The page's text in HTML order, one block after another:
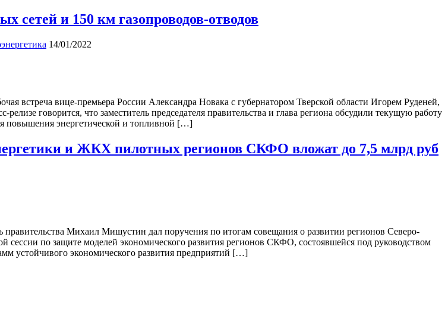
сетей и 150 км газопроводов-отводов
14/01/2022
встреча вице-премьера России Александра Новака с губернатором Тверской области Игорем Руденей,
говорится, что заместитель председателя правительства и глава региона обсудили текущую работу
повышения энергетической и топливной […]
и ЖКХ пилотных регионов СКФО вложат до 7,5 млрд руб
Михаил Мишустин дал поручения по итогам совещания о развитии регионов Северо-
сессии по защите моделей экономического развития регионов СКФО, состоявшейся под руководством
устойчивого экономического развития предприятий […]